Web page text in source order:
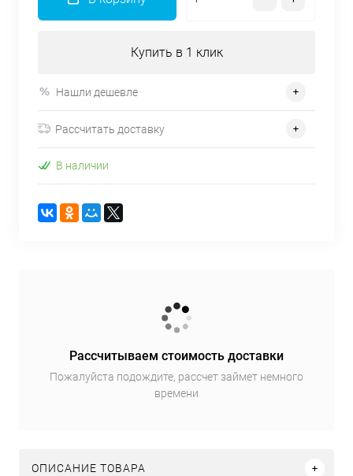
Купить в 1 клик
Нашли дешевле
Рассчитать доставку
В наличии
Рассчитываем стоимость доставки
Пожалуйста подождите, рассчет займет немного
времени
ОПИСАНИЕ ТОВАРА